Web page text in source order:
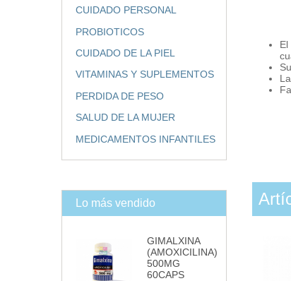
CUIDADO PERSONAL
PROBIOTICOS
CUIDADO DE LA PIEL
VITAMINAS Y SUPLEMENTOS
PERDIDA DE PESO
SALUD DE LA MUJER
MEDICAMENTOS INFANTILES
Lo más vendido
GIMALXINA
(AMOXICILINA)
500MG
60CAPS